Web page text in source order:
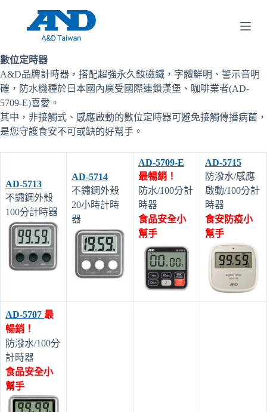
要
內
容
數位定時器
A&D品牌計時器，搭配超強永久釹磁鐵，字體鮮明、警示音明
確，防水機種於日本國內廣受國際連鎖漢堡、咖啡業者(AD-
5709-E)喜愛。
其中，非接觸式、感應啟動的數位定時器可避免接觸傳播病菌，
是您守護食安不可或缺的好幫手。
AD-5713
不鏽鋼外殼
100分計時器
AD-5714
不鏽鋼外殼
20小時計時
器
AD-5709-E
最暢銷！
防水/100分計
時器
食品安全小
幫手
AD-5715
防潑水/感應
啟動/100分計
時器
食安防疫小
幫手
AD-5707 最
暢銷！
防潑水/100分
計時器
食品安全小
幫手